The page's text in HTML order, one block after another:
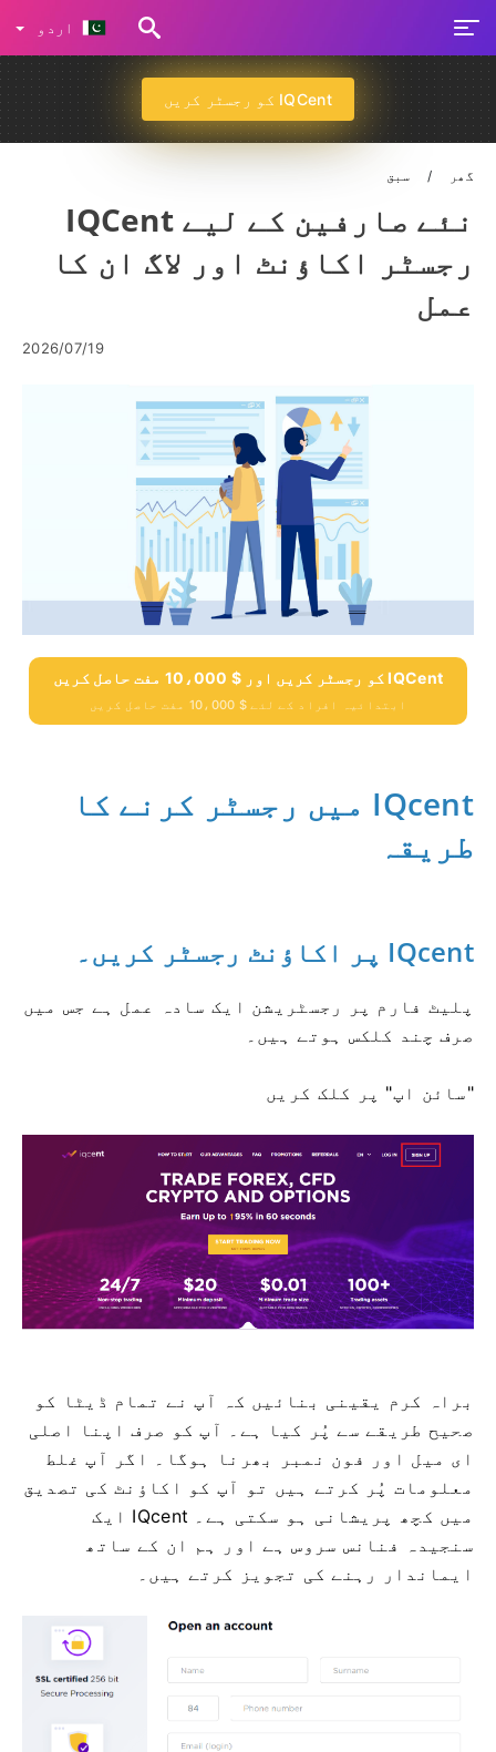
اردو
IQCent کو رجسٹر کریں
گھر سبق
نئے صارفین کے لیے IQCent
رجسٹر اکاؤنٹ اور لاگ ان کا
عمل
2026/07/19
IQCent کو رجسٹر کریں اور $ 10،000 مفت حاصل کریں
ابتدائیہ افراد کے لئے $ 10،000 مفت حاصل کریں
IQcent میں رجسٹر کرنے کا
طریقہ
IQcent پر اکاؤنٹ رجسٹر کریں۔
پلیٹ فارم پر رجسٹریشن ایک سادہ عمل ہے جس میں
صرف چند کلکس ہوتے ہیں۔
"سائن اپ" پر کلک کریں
براہ کرم یقینی بنائیں کہ آپ نے تمام ڈیٹا کو
صحیح طریقے سے پُر کیا ہے۔
آپ کو صرف اپنا اصلی
ای میل اور فون نمبر بھرنا ہوگا۔
اگر آپ غلط
معلومات پُر کرتے ہیں تو آپ کو اکاؤنٹ کی تصدیق
میں کچھ پریشانی ہو سکتی ہے۔
IQcent ایک
سنجیدہ فنانس سروس ہے اور ہم ان کے ساتھ
ایماندار رہنے کی تجویز کرتے ہیں۔